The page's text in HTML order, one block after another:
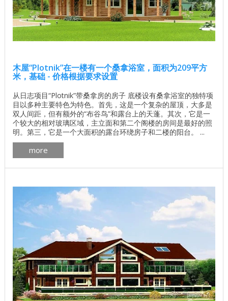
木屋“Plotnik”在一楼有一个桑拿浴室，面积为209平方
米，基础 - 价格根据要求设置
从日志项目“Plotnik”带桑拿房的房子 底楼设有桑拿浴室的独特项
目以多种主要特色为特色。首先，这是一个复杂的屋顶，大多是
双人间距，但有额外的“布谷鸟”和露台上的天蓬。其次，它是一
个较大的相对玻璃区域，主立面和第二个阁楼的房间是最好的照
明。第三，它是一个大面积的露台环绕房子和二楼的阳台。 ...
more